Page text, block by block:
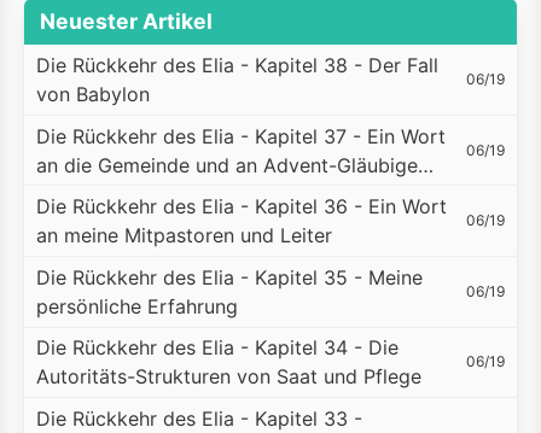
Neuester Artikel
Die Rückkehr des Elia - Kapitel 38 - Der Fall
von Babylon
06/19
Die Rückkehr des Elia - Kapitel 37 - Ein Wort
an die Gemeinde und an Advent-Gläubige…
06/19
Die Rückkehr des Elia - Kapitel 36 - Ein Wort
an meine Mitpastoren und Leiter
06/19
Die Rückkehr des Elia - Kapitel 35 - Meine
persönliche Erfahrung
06/19
Die Rückkehr des Elia - Kapitel 34 - Die
Autoritäts-Strukturen von Saat und Pflege
06/19
Die Rückkehr des Elia - Kapitel 33 -